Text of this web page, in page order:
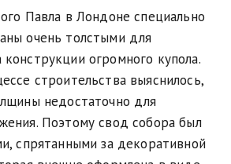
Павла в Лондоне специально
очень толстыми для
огромного купола.
строительства выяснилось,
недостаточно для
Поэтому свод собора был
спрятанными за декоративной